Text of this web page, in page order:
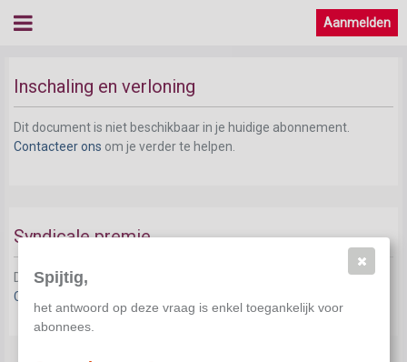
Aanmelden
Inschaling en verloning
Dit document is niet beschikbaar in je huidige abonnement.
Contacteer ons om je verder te helpen.
Syndicale premie
Dit document is niet beschikbaar in je huidige abonnement.
Contacteer ons
Spijtig,
het antwoord op deze vraag is enkel toegankelijk voor
abonnees.